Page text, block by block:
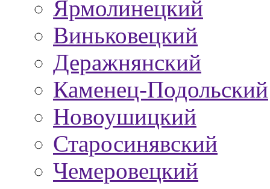
Ярмолинецкий
Виньковецкий
Деражнянский
Каменец-Подольский
Новоушицкий
Старосинявский
Чемеровецкий